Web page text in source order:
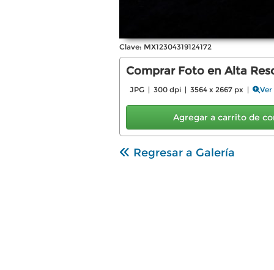
Clave: MX12304319124172
Comprar Foto en Alta
JPG | 300 dpi | 3564 x 2667 px |
Agregar a carrito de
Regresar a Galería